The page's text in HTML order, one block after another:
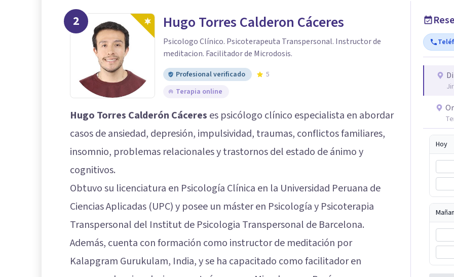
2 Hugo Torres Calderon Cáceres
Psicologo Clínico. Psicoterapeuta Transpersonal. Instructor de
meditacion. Facilitador de Microdosis.
Profesional verificado
5
Terapia online
Hugo Torres Calderón Cáceres es psicólogo clínico especialista en abordar
casos de ansiedad, depresión, impulsividad, traumas, conflictos familiares,
insomnio, problemas relacionales y trastornos del estado de ánimo y
cognitivos.
Obtuvo su licenciatura en Psicología Clínica en la Universidad Peruana de
Ciencias Aplicadas (UPC) y posee un máster en Psicología y Psicoterapia
Transpersonal del Institut de Psicologia Transpersonal de Barcelona.
Además, cuenta con formación como instructor de meditación por
Kalapgram Gurukulam, India, y se ha capacitado como facilitador en
Hoy